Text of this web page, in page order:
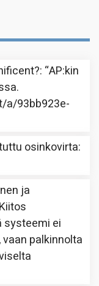
: “AP:kin
a/93bb923e-
osinkovirta:
ja
Kiitos
systeemi ei
palkinnolta